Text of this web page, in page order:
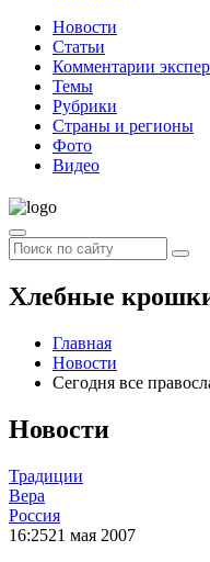
Новости
Статьи
Комментарии
Темы
Рубрики
Страны и регионы
Фото
Видео
Хлебные
Главная
Новости
Сегодня все
Новости
Традиции
Вера
Россия
16:2521 мая 2007